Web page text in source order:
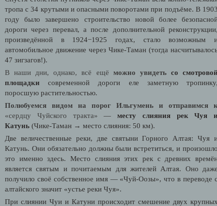
тропа с 34 крутыми и опасными поворотами при подъёме. В
году было завершено строительство новой более
дороги через перевал, а после дополнительной
произведённой в 1924−1925 годах, стало возможным
автомобильное движение через Чике-Таман (тогда
47 зигзагов!).
В наши дни, однако, всё ещё можно увидеть со
площадкисовременной дороги еле заметную
поросшую растительностью.
Полюбуемся видом на порог Ильгумень и отправимся
«сердцу Чуйского тракта»
— месту слияния рек Чуя
Катунь (Чике-Таман → место слияния: 50 км).
Две величественные реки, две святыни Горного Алтая: Чуя
Катунь. Они обязательно должны были встретиться, и
это именно здесь. Место слияния этих рек с древних
является святым и почитаемым для жителей Алтая. Оно
получило своё собственное имя — «Чуй-Оозы», что в переводе
алтайского значит «устье реки Чуя».
При слиянии Чуи и Катуни происходит смешение двух